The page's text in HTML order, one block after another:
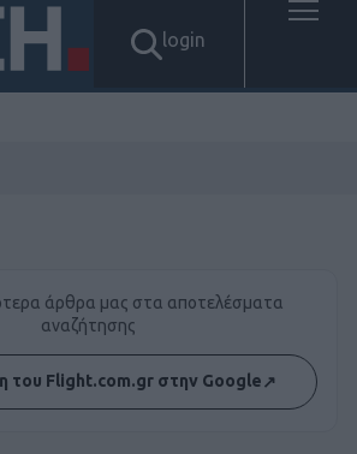
login
άρθρα μας στα αποτελέσματα
αναζήτησης
του Flight.com.gr στην Google↗